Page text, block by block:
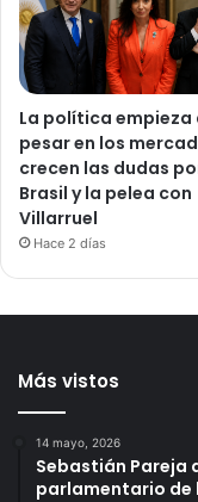
La política empieza
pesar en los
crecen las dudas
Brasil y la pelea con
Villarruel
Hace 2 días
Más vistos
14 mayo, 2026
Sebastián Pareja
parlamentario de